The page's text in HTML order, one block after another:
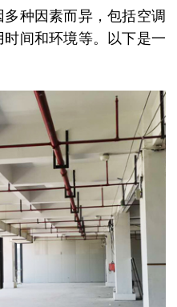
种因素而异，包括空调
间和环境等。以下是一